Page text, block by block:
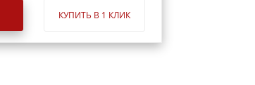
КУПИТЬ В 1 КЛИК